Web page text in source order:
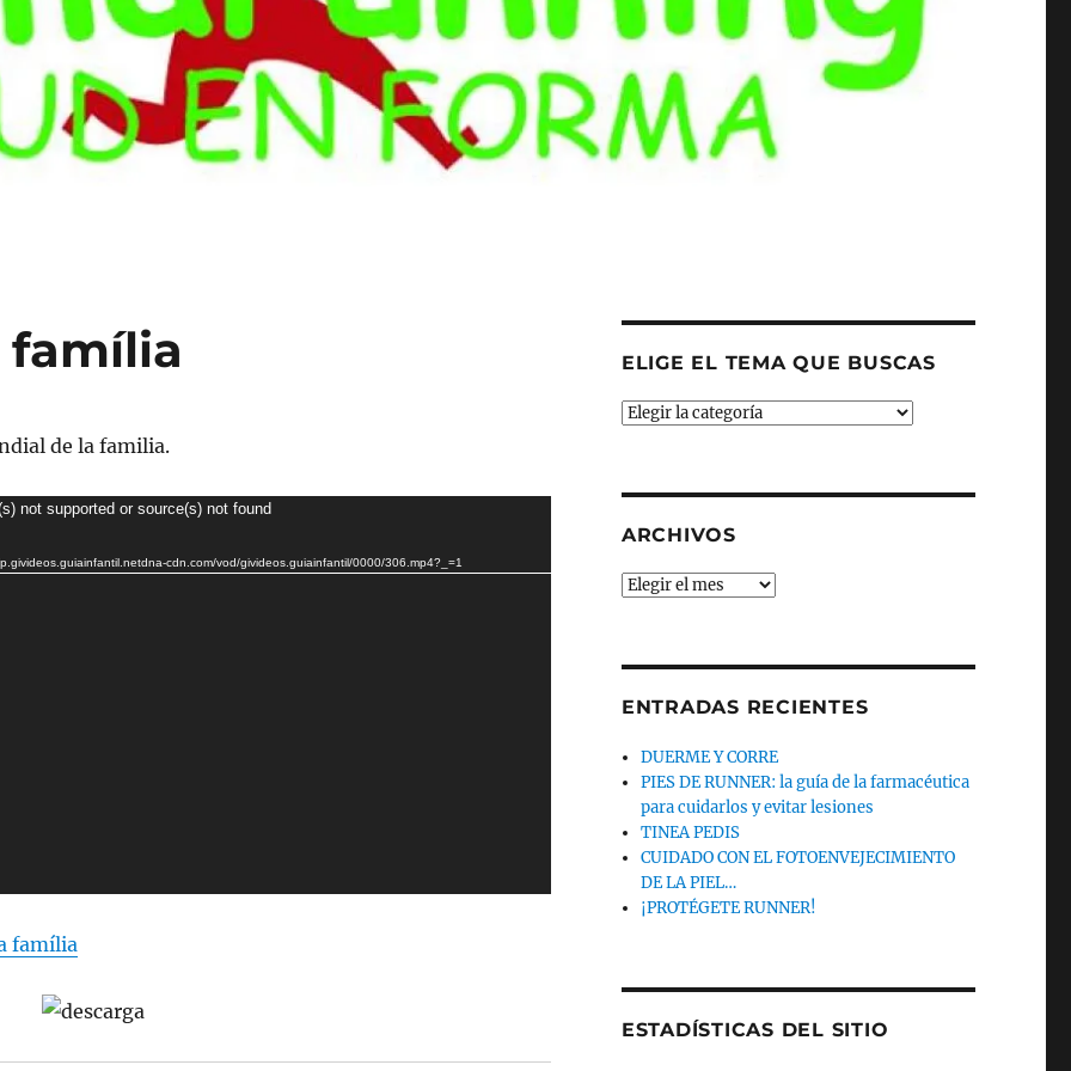
família
de la familia.
not supported or source(s) not found
cdn.com/vod/givideos.guiainfantil/0000/306.mp4?_=1
família
ELIGE EL TEMA QUE BUSCAS
ELIGE
ARCHIVOS
Archivos
ENTRADAS RECIENTES
DUERME Y CORRE
PIES DE RUNNER: la guía de la farmacéutica
para cuidarlos y evitar lesiones
TINEA PEDIS
CUIDADO CON EL FOTOENVEJECIMIENTO
DE LA PIEL…
¡PROTÉGETE RUNNER!
ESTADÍSTICAS DEL SITIO